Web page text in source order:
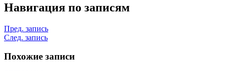
Навигация по записям
Пред. запись
След. запись
Похожие записи